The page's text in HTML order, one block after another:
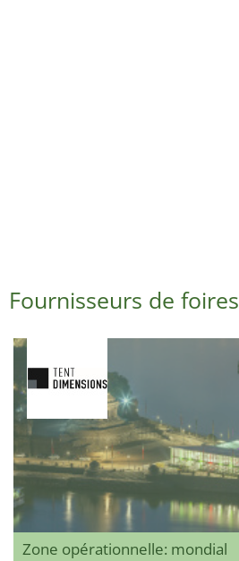
Fournisseurs de foires
Zone opérationnelle: mondial